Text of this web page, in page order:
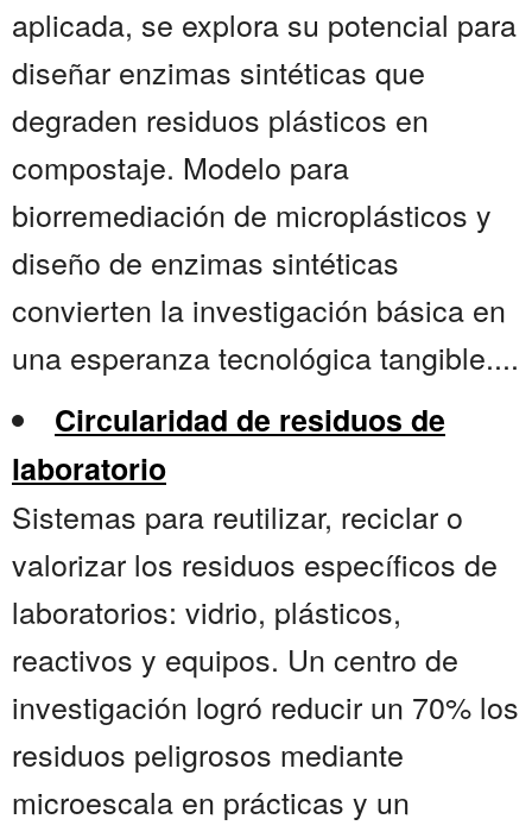
aplicada, se explora su potencial para
diseñar enzimas sintéticas que
degraden residuos plásticos en
compostaje. Modelo para
biorremediación de microplásticos y
diseño de enzimas sintéticas
convierten la investigación básica en
una esperanza tecnológica tangible....
Circularidad de residuos de
laboratorio
Sistemas para reutilizar, reciclar o
valorizar los residuos específicos de
laboratorios: vidrio, plásticos,
reactivos y equipos. Un centro de
investigación logró reducir un 70% los
residuos peligrosos mediante
microescala en prácticas y un